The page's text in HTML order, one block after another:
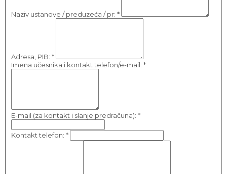
Naziv ustanove / preduzeća / pr: *
Adresa, PIB: *
Imena učesnika i kontakt telefon/e-mail: *
E-mail (za kontakt i slanje predračuna): *
Kontakt telefon: *